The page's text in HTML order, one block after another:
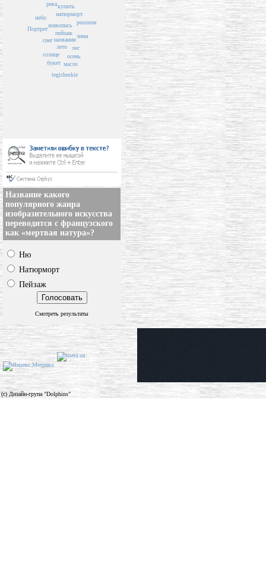
пейзаж
названия
живопись
лето
натюрморт
купить
солнце
лес
зима
осень
букет масло
река
снег
tegicheskie
реализм
небо
Портрет
Название какого
популярного жанра
изобразительного искусства
переводится с французского
как «мертвая натура»?
Ню
Натюрморт
Пейзаж
Смотреть результаты
(c) Дизайн-група "Dolphins"